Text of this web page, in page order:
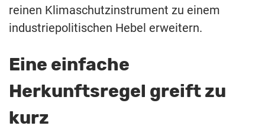
reinen Klimaschutzinstrument zu einem
industriepolitischen Hebel erweitern.
Eine einfache
Herkunftsregel greift zu
kurz